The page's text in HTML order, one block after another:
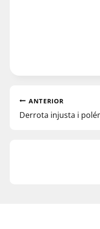
ANTERIOR
Derrota injusta i